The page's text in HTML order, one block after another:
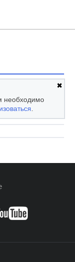
✖
необходимо